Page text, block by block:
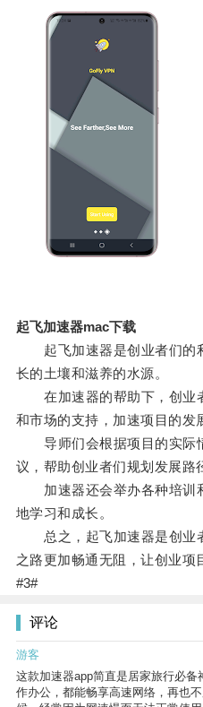
起飞加速器mac下载
起飞加速器是创业者们的
长的土壤和滋养的水源。
在加速器的帮助下，创业
和市场的支持，加速项目的发
导师们会根据项目的实际
议，帮助创业者们规划发展路
加速器还会举办各种培训
地学习和成长。
总之，起飞加速器是创业
之路更加畅通无阻，让创业项
#3#
评论
游客
这款加速器app简直是居家旅行必
作办公，都能畅享高速网络，再也